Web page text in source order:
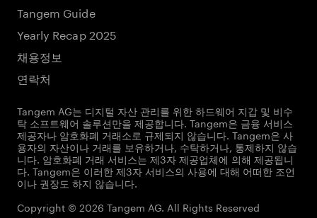
Tangem Guide
Yearly Recap 2025
채용정보
연락처
Tangem AG는 디지털 자산 관리를 위한 하드웨어 지갑 및 비수
탁 소프트웨어 솔루션만을 제공합니다. Tangem은 금융 서비스
제공자나 암호화폐 거래소로 규제되지 않습니다. Tangem은 사
용자의 자산이나 거래를 보유하거나, 수탁하거나, 통제하지 않습
니다. 암호화폐 거래 서비스는 제3자 제공업체에 의해 제공됩니
다. Tangem은 이러한 제3자 서비스의 사용에 대해 어떠한 조언
이나 권장도 하지 않습니다.